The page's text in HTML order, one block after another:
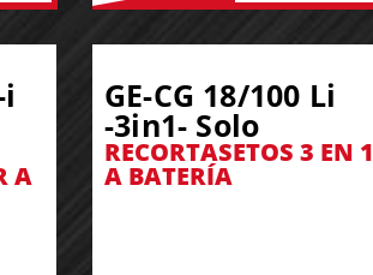
i
A
GE-CG 18/100 Li
-3in1- Solo
RECORTASETOS 3 EN 1
A BATERÍA